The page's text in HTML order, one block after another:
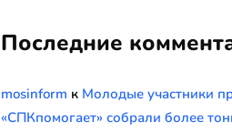
Последние
mosinform к Молодые участники
«СПКпомогает» собрали более